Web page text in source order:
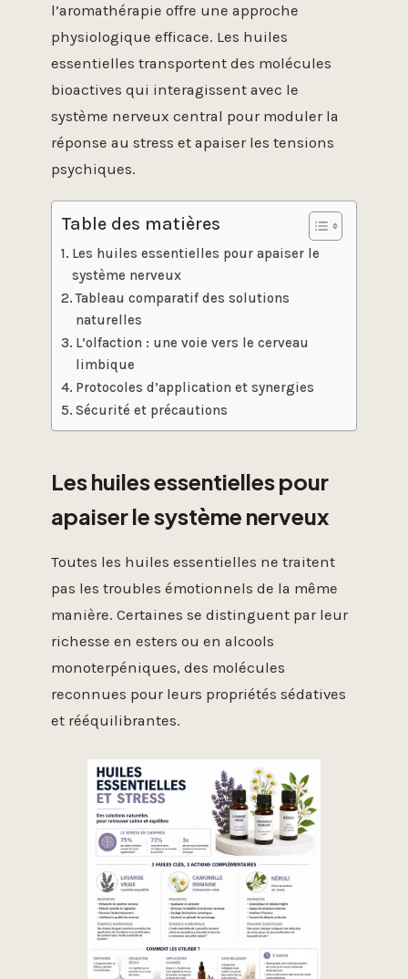
l’aromathérapie offre une approche
physiologique efficace. Les huiles
essentielles transportent des molécules
bioactives qui interagissent avec le
système nerveux central pour moduler la
réponse au stress et apaiser les tensions
psychiques.
Table des matières
Les huiles essentielles pour apaiser le
système nerveux
Tableau comparatif des solutions
naturelles
L’olfaction : une voie vers le cerveau
limbique
Protocoles d’application et synergies
Sécurité et précautions
Les huiles essentielles pour
apaiser le système nerveux
Toutes les huiles essentielles ne traitent
pas les troubles émotionnels de la même
manière. Certaines se distinguent par leur
richesse en esters ou en alcools
monoterpéniques, des molécules
reconnues pour leurs propriétés sédatives
et rééquilibrantes.